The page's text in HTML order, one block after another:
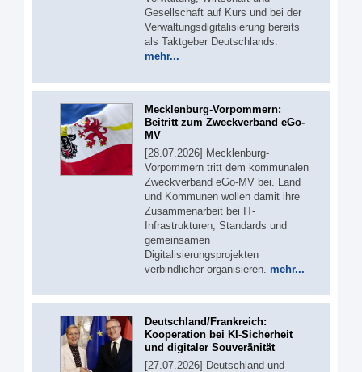
Gesellschaft auf Kurs und bei der
Verwaltungsdigitalisierung bereits
als Taktgeber Deutschlands.
mehr...
Mecklenburg-Vorpommern:
Beitritt zum Zweckverband eGo-
MV
[28.07.2026] Mecklenburg-
Vorpommern tritt dem kommunalen
Zweckverband eGo-MV bei. Land
und Kommunen wollen damit ihre
Zusammenarbeit bei IT-
Infrastrukturen, Standards und
gemeinsamen
Digitalisierungsprojekten
verbindlicher organisieren. mehr...
Deutschland/Frankreich:
Kooperation bei KI-Sicherheit
und digitaler Souveränität
[27.07.2026] Deutschland und